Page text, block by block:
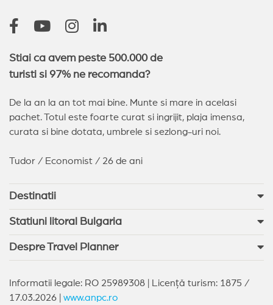
Stiai ca avem peste 500.000 de
turisti si 97% ne recomanda?
De la an la an tot mai bine. Munte si mare in acelasi
pachet. Totul este foarte curat si ingrijit, plaja imensa,
curata si bine dotata, umbrele si sezlong-uri noi.
Tudor / Economist / 26 de ani
Destinatii
Statiuni litoral Bulgaria
Despre Travel Planner
Informatii legale: RO 25989308 | Licență turism: 1875 /
17.03.2026 | www.anpc.ro